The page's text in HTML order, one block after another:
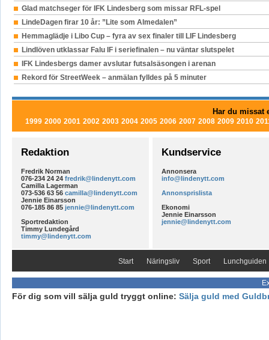
Glad matchseger för IFK Lindesberg som missar RFL-spel
LindeDagen firar 10 år: ”Lite som Almedalen”
Hemmaglädje i Libo Cup – fyra av sex finaler till LIF Lindesberg
Lindlöven utklassar Falu IF i seriefinalen – nu väntar slutspelet
IFK Lindesbergs damer avslutar futsalsäsongen i arenan
Rekord för StreetWeek – anmälan fylldes på 5 minuter
Har du missat
1999 2000 2001 2002 2003 2004 2005 2006 2007 2008 2009 2010
Redaktion
Fredrik Norman
076-234 24 24 fredrik@lindenytt.com
Camilla Lagerman
073-536 63 56 camilla@lindenytt.com
Jennie Einarsson
076-185 86 85 jennie@lindenytt.com
Sportredaktion
Timmy Lundegård
timmy@lindenytt.com
Kundservice
Annonsera
info@lindenytt.com
Annonsprislista
Ekonomi
Jennie Einarsson
jennie@lindenytt.com
Start Näringsliv Sport Lunchguiden
För dig som vill sälja guld tryggt online: Sälja guld med